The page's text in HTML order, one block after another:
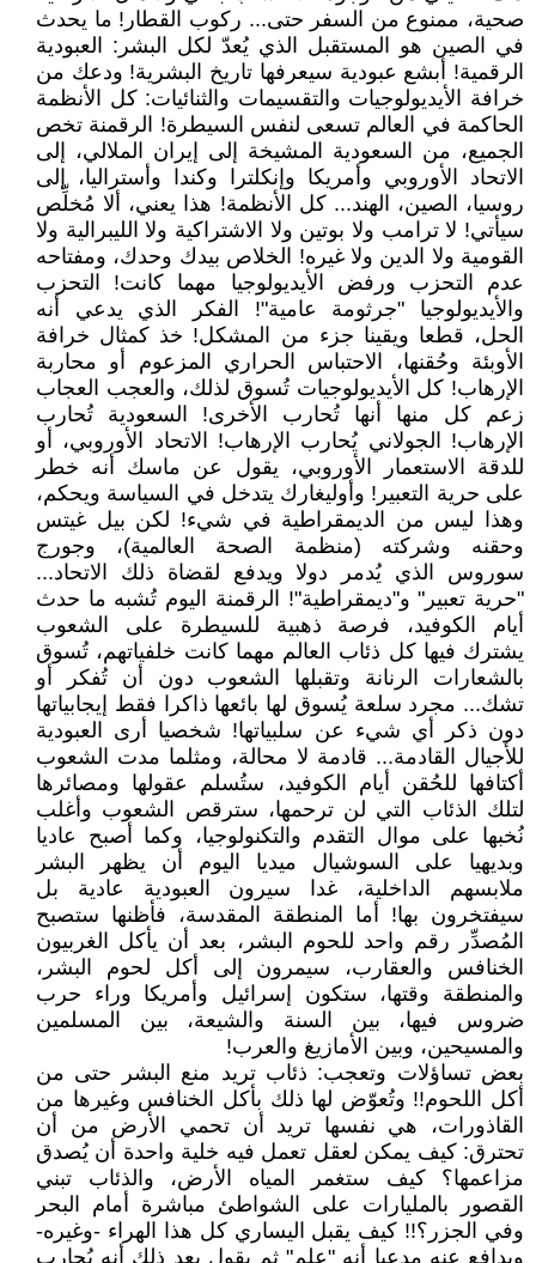
صحية، ممنوع من السفر حتى... ركوب القطار! ما يحدث
في الصين هو المستقبل الذي يُعدّ لكل البشر: العبودية
الرقمية! أبشع عبودية سيعرفها تاريخ البشرية! ودعك من
خرافة الأيديولوجيات والتقسيمات والثنائيات: كل الأنظمة
الحاكمة في العالم تسعى لنفس السيطرة! الرقمنة تخص
الجميع، من السعودية المشيخة إلى إيران الملالي، إلى
الاتحاد الأوروبي وأمريكا وإنكلترا وكندا وأستراليا، إلى
روسيا، الصين، الهند... كل الأنظمة! هذا يعني، ألا مُخلِّص
سيأتي! لا ترامب ولا بوتين ولا الاشتراكية ولا الليبرالية ولا
القومية ولا الدين ولا غيره! الخلاص بيدك وحدك، ومفتاحه
عدم التحزب ورفض الأيديولوجيا مهما كانت! التحزب
والأيديولوجيا "جرثومة عامية"! الفكر الذي يدعي أنه
الحل، قطعا ويقينا جزء من المشكل! خذ كمثال خرافة
الأوبئة وحُقنها، الاحتباس الحراري المزعوم أو محاربة
الإرهاب! كل الأيديولوجيات تُسوق لذلك، والعجب العجاب
زعم كل منها أنها تُحارب الأخرى! السعودية تُحارب
الإرهاب! الجولاني يُحارب الإرهاب! الاتحاد الأوروبي، أو
للدقة الاستعمار الأوروبي، يقول عن ماسك أنه خطر
على حرية التعبير! وأوليغارك يتدخل في السياسة ويحكم،
وهذا ليس من الديمقراطية في شيء! لكن بيل غيتس
وحقنه وشركته (منظمة الصحة العالمية)، وجورج
سوروس الذي يُدمر دولا ويدفع لقضاة ذلك الاتحاد...
"حرية تعبير" و"ديمقراطية"! الرقمنة اليوم تُشبه ما حدث
أيام الكوفيد، فرصة ذهبية للسيطرة على الشعوب
يشترك فيها كل ذئاب العالم مهما كانت خلفياتهم، تُسوق
بالشعارات الرنانة وتقبلها الشعوب دون أن تُفكر أو
تشك... مجرد سلعة يُسوق لها بائعها ذاكرا فقط إيجابياتها
دون ذكر أي شيء عن سلبياتها! شخصيا أرى العبودية
للأجيال القادمة... قادمة لا محالة، ومثلما مدت الشعوب
أكتافها للحُقن أيام الكوفيد، ستُسلم عقولها ومصائرها
لتلك الذئاب التي لن ترحمها، سترقص الشعوب وأغلب
نُخبها على موال التقدم والتكنولوجيا، وكما أصبح عاديا
وبديهيا على السوشيال ميديا اليوم أن يظهر البشر
ملابسهم الداخلية، غدا سيرون العبودية عادية بل
سيفتخرون بها! أما المنطقة المقدسة، فأظنها ستصبح
المُصدِّر رقم واحد للحوم البشر، بعد أن يأكل الغربيون
الخنافس والعقارب، سيمرون إلى أكل لحوم البشر،
والمنطقة وقتها، ستكون إسرائيل وأمريكا وراء حرب
ضروس فيها، بين السنة والشيعة، بين المسلمين
والمسيحين، وبين الأمازيغ والعرب!
بعض تساؤلات وتعجب: ذئاب تريد منع البشر حتى من
أكل اللحوم!! وتُعوّض لها ذلك بأكل الخنافس وغيرها من
القاذورات، هي نفسها تريد أن تحمي الأرض من أن
تحترق: كيف يمكن لعقل تعمل فيه خلية واحدة أن يُصدق
مزاعمها؟ كيف ستغمر المياه الأرض، والذئاب تبني
القصور بالمليارات على الشواطئ مباشرة أمام البحر
وفي الجزر؟!! كيف يقبل اليساري كل هذا الهراء -وغيره-
ويدافع عنه مدعيا أنه "علم" ثم يقول بعد ذلك أنه يُحارب